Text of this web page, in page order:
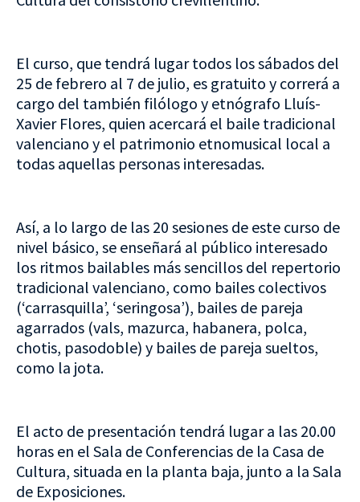
El curso, que tendrá lugar todos los sábados del
25 de febrero al 7 de julio, es gratuito y correrá a
cargo del también filólogo y etnógrafo Lluís-
Xavier Flores, quien acercará el baile tradicional
valenciano y el patrimonio etnomusical local a
todas aquellas personas interesadas.
Así, a lo largo de las 20 sesiones de este curso de
nivel básico, se enseñará al público interesado
los ritmos bailables más sencillos del repertorio
tradicional valenciano, como bailes colectivos
(‘carrasquilla’, ‘seringosa’), bailes de pareja
agarrados (vals, mazurca, habanera, polca,
chotis, pasodoble) y bailes de pareja sueltos,
como la jota.
El acto de presentación tendrá lugar a las 20.00
horas en el Sala de Conferencias de la Casa de
Cultura, situada en la planta baja, junto a la Sala
de Exposiciones.